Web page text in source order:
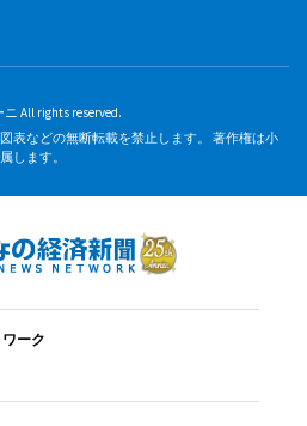
All rights reserved.
表などの無断転載を禁止します。 著作権は小
します。
ーク